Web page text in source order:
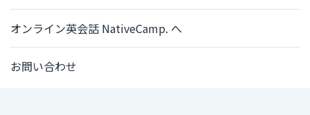
オンライン英会話 NativeCamp. へ
お問い合わせ